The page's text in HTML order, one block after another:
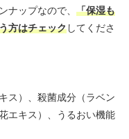
ナップなので、 「保湿も
方はチェックしてくださ
ス）、殺菌成分（ラベン
エキス）、うるおい機能